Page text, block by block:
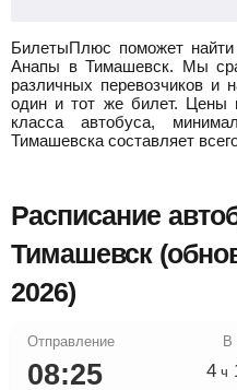
БилетыПлюс поможет
Анапы в Тимашевск. Мы
различных перевозчиков и
один и тот же билет. Цены
класса автобуса,
Тимашевска составляет
Расписание
Тимашевск
2026)
08:25 4 ч